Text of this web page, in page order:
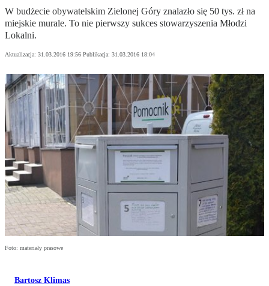
W budżecie obywatelskim Zielonej Góry znalazło się 50 tys. zł na
miejskie murale. To nie pierwszy sukces stowarzyszenia Młodzi
Lokalni.
Aktualizacja: 31.03.2016 19:56 Publikacja: 31.03.2016 18:04
Foto: materiały prasowe
Bartosz Klimas